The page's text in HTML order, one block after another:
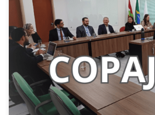
Na tarde desta terça-feira, 12, o
(IPREV) foi palco de uma
Permanente de Acompanhamento
Relevantes (COPAJURE), composta
jurídicos dos Regimes Próprios de
dos Estados e Municípios. A
assessoramento vinculado ao […]